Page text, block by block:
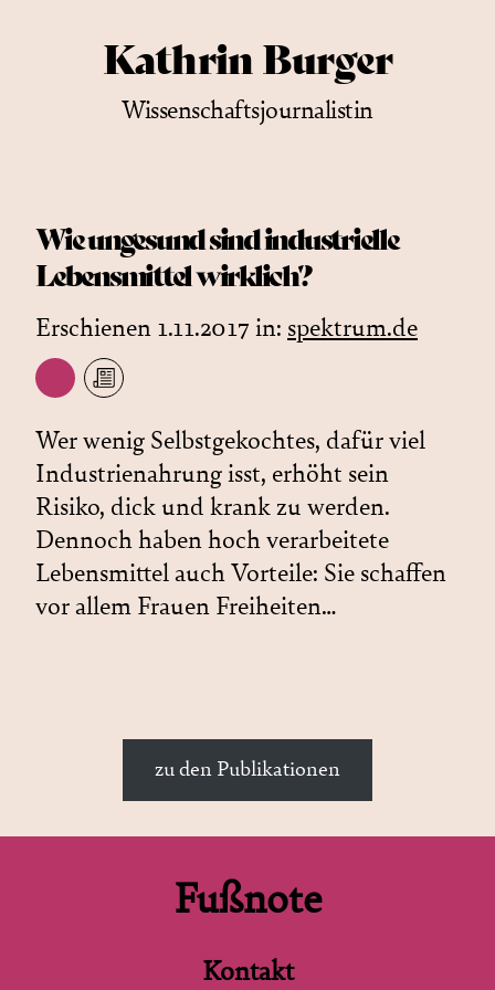
Kathrin Burger
Wissenschaftsjournalistin
Wie ungesund sind industrielle
Lebensmittel wirklich?
Erschienen 1.11.2017 in: spektrum.de
Wer wenig Selbstgekochtes, dafür viel
Industrienahrung isst, erhöht sein
Risiko, dick und krank zu werden.
Dennoch haben hoch verarbeitete
Lebensmittel auch Vorteile: Sie schaffen
vor allem Frauen Freiheiten…
zu den Publikationen
Fußnote
Kontakt